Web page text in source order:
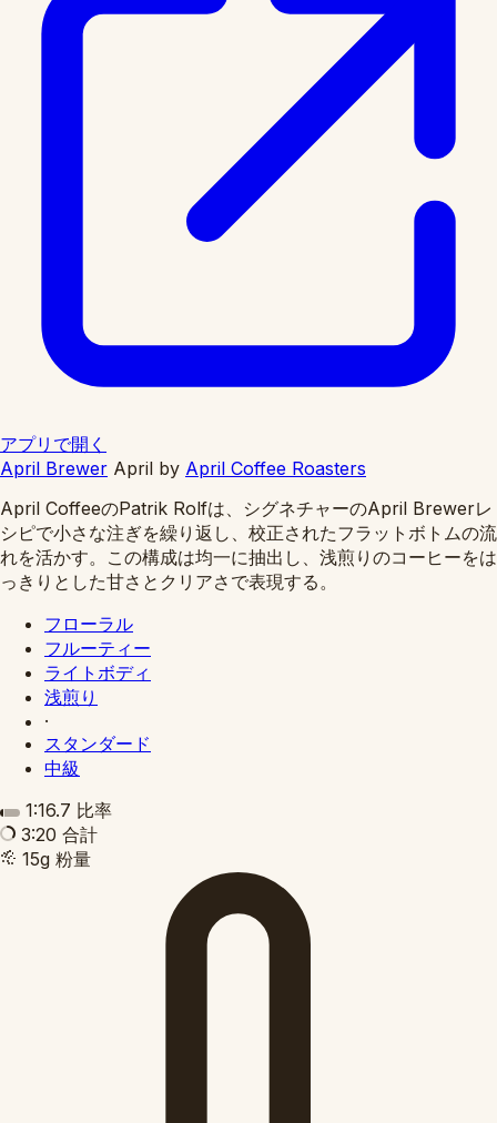
アプリで開く
April Brewer April by April Coffee Roasters
April CoffeeのPatrik Rolfは、シグネチャーのApril Brewerレ
シピで小さな注ぎを繰り返し、校正されたフラットボトムの流
れを活かす。この構成は均一に抽出し、浅煎りのコーヒーをは
っきりとした甘さとクリアさで表現する。
フローラル
フルーティー
ライトボディ
浅煎り
·
スタンダード
中級
1:16.7 比率
3:20 合計
15g 粉量